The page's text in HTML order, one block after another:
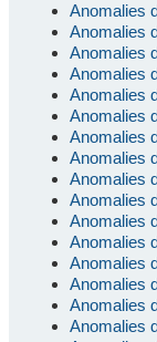
Anomalies
Anomalies
Anomalies
Anomalies
Anomalies
Anomalies
Anomalies
Anomalies
Anomalies
Anomalies
Anomalies
Anomalies
Anomalies
Anomalies
Anomalies
Anomalies